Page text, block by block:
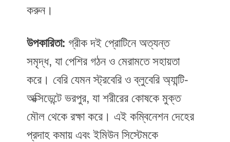
করুন।
উপকারিতা: গ্রীক দই প্রোটিনে অত্যন্ত
সমৃদ্ধ, যা পেশির গঠন ও মেরামতে সহায়তা
করে। বেরি যেমন স্ট্রবেরি ও ব্লুবেরি অ্যান্টি-
অক্সিডেন্টে ভরপুর, যা শরীরের কোষকে মুক্ত
মৌল থেকে রক্ষা করে। এই কম্বিনেশন দেহের
প্রদাহ কমায় এবং ইমিউন সিস্টেমকে